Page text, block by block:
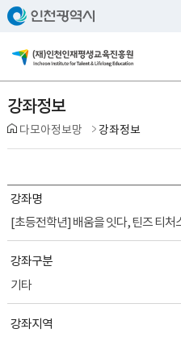
강좌정보
다모아정보망 강좌정보
강좌명
[초등전학년] 배움을 잇다, 틴즈 티처
강좌구분
기타
강좌지역